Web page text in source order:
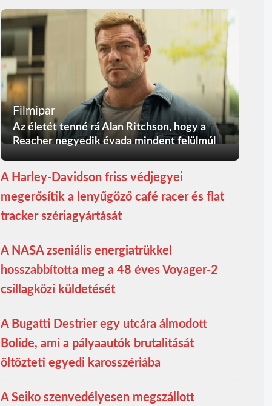
Filmipar
Az életét tenné rá Alan Ritchson, hogy a
Reacher negyedik évada mindent felülmúl
A Harley-Davidson friss védjegyei
megerősítik a lenyűgöző café racer és flat
tracker szériagyártását
A NASA zseniális energiatrükkel
hosszabbította meg a 48 éves Voyager-2
csillagközi küldetését
A Bugatti Destrier egy utcára álmodott
Bolide, ami a pályaautók brutalitását
öltözteti egyedi karosszériába
A Seiko szenvedélyesen megszállott